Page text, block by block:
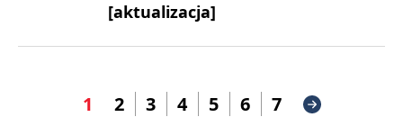
[aktualizacja]
1 2 3 4 5 6 7